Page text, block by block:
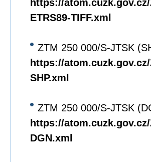
https://atom.cuzk.gov.cz/
ETRS89-TIFF.xml
ZTM 250 000/S-JTSK
https://atom.cuzk.gov.cz/
SHP.xml
ZTM 250 000/S-JTSK
https://atom.cuzk.gov.cz/
DGN.xml